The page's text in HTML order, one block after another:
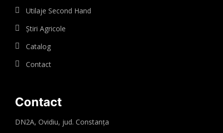
Utilaje Second Hand
Știri Agricole
Catalog
Contact
Contact
DN2A, Ovidiu, jud. Constanța